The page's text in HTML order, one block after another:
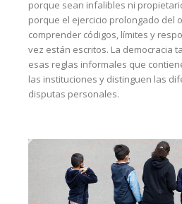
porque sean infalibles ni
porque el ejercicio prolongado del
comprender códigos, límites y
vez están escritos. La democracia
esas reglas informales que
las instituciones y distinguen las
disputas personales.